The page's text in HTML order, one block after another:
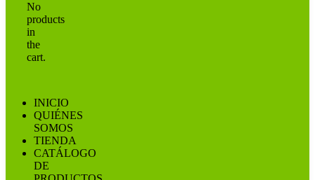
No
products
in
the
cart.
INICIO
QUIÉNES
SOMOS
TIENDA
CATÁLOGO
DE